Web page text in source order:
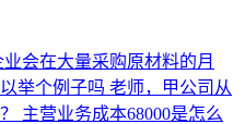
会在大量采购原材料的月
举个例子吗 老师，甲公司从
主营业务成本68000是怎么